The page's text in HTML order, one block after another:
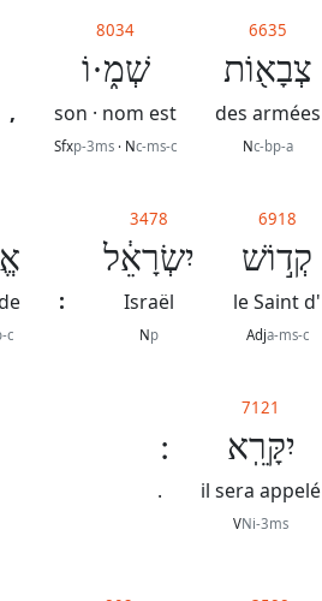
6635
צְבָא֖וֹת
des armées
Nc-bp-a
8034
שְׁמ֑·וֹ
son · nom est
Sfxp-3ms · Nc-ms-c
,
6918
קְד֣וֹשׁ
le Saint d'
Adja-ms-c
3478
יִשְׂרָאֵ֔ל
Israël
Np
:
c
7121
יִקָּרֵֽא
il sera appelé
VNi-3ms
.